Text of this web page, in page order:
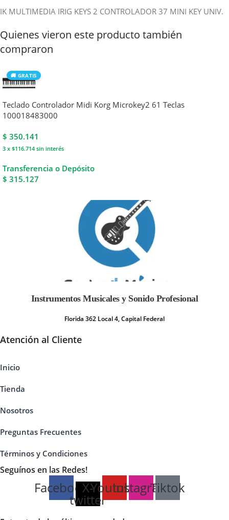
IK MULTIMEDIA IRIG KEYS 2 CONTROLADOR 37 MINI KEY UNIV.
Quienes vieron este producto también
compraron
🚚 GRATIS
Teclado Controlador Midi Korg Microkey2 61 Teclas
100018483000
$ 350.141
3 x $116.714 sin interés
Transferencia o Depósito
$ 315.127
Instrumentos Musicales y Sonido Profesional
Florida 362 Local 4, Capital Federal
Atención al Cliente
Inicio
Tienda
Nosotros
Preguntas Frecuentes
Términos y Condiciones
Seguínos en las Redes!
FacebookX-
twitter
Youtube
Instagram
Tiktok